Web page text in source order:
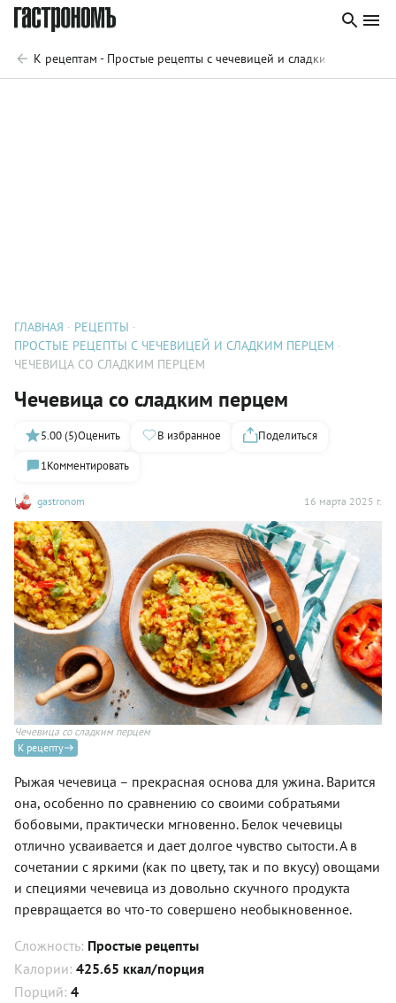
К рецептам - Простые рецепты с чечевицей и сладким перцем
ГЛАВНАЯ
РЕЦЕПТЫ
ПРОСТЫЕ РЕЦЕПТЫ С ЧЕЧЕВИЦЕЙ И СЛАДКИМ ПЕРЦЕМ
ЧЕЧЕВИЦА СО СЛАДКИМ ПЕРЦЕМ
Чечевица со сладким перцем
gastronom 16 марта 2025 г.
5.00 (5)Оценить В избранное
Поделиться
1Комментировать
Чечевица со сладким перцем
К рецепту
Рыжая чечевица – прекрасная основа для ужина. Варится
она, особенно по сравнению со своими собратьями
бобовыми, практически мгновенно. Белок чечевицы
отлично усваивается и дает долгое чувство сытости. А в
сочетании с яркими (как по цвету, так и по вкусу) овощами
и специями чечевица из довольно скучного продукта
превращается во что-то совершено необыкновенное.
Сложность: Простые рецепты
Калории: 425.65 ккал/порция
Порций: 4